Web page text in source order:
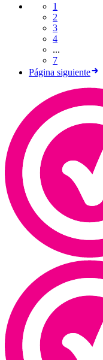
1
2
3
4
...
7
Página siguiente